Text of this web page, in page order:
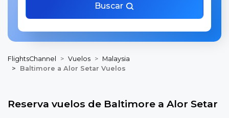
Buscar
FlightsChannel Vuelos
Malaysia
Baltimore a Alor Setar Vuelos
Reserva vuelos de Baltimore a Alor Setar